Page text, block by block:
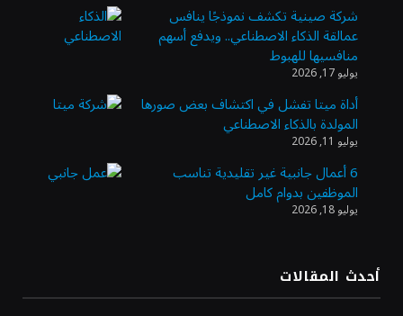
وزير الاستثمار: الموافقة على رخصة مزاولة
الأنشطة المالية عابرة الحدود تطوير للبيئة
الاستثمارية
الذهب يسجل أعلى مستوى في أسبوعين بدعم
من تراجع الدولار
الدولار الأمريكي يتراجع قرب أدنى مستوياته
شركة صينية تكشف نموذجًا ينافس
عمالقة الذكاء الاصطناعي.. ويدفع أسهم
منافسيها للهبوط
يوليو 17, 2026
أداة ميتا تفشل في اكتشاف بعض صورها
المولدة بالذكاء الاصطناعي
يوليو 11, 2026
6 أعمال جانبية غير تقليدية تناسب
الموظفين بدوام كامل
يوليو 18, 2026
أحدث المقالات